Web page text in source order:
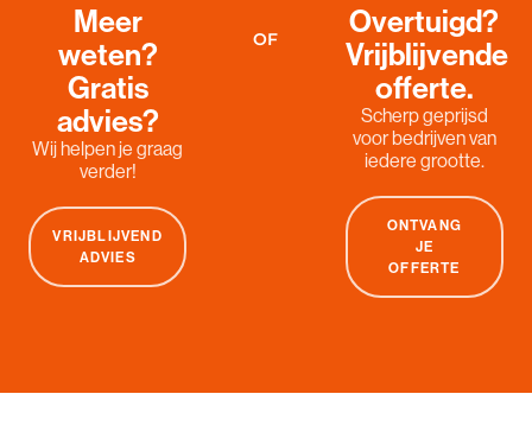
Meer
weten?
Gratis
advies?
Wij helpen je graag
verder!
VRIJBLIJVEND
ADVIES
OF
Overtuigd?
Vrijblijvende
offerte.
Scherp geprijsd
voor bedrijven van
iedere grootte.
ONTVANG
JE
OFFERTE